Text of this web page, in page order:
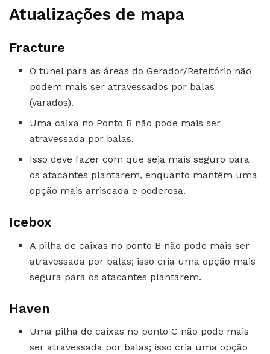
Atualizações de mapa
Fracture
O túnel para as áreas do Gerador/Refeitório não
podem mais ser atravessados por balas
(varados).
Uma caixa no Ponto B não pode mais ser
atravessada por balas.
Isso deve fazer com que seja mais seguro para
os atacantes plantarem, enquanto mantêm uma
opção mais arriscada e poderosa.
Icebox
A pilha de caixas no ponto B não pode mais ser
atravessada por balas; isso cria uma opção mais
segura para os atacantes plantarem.
Haven
Uma pilha de caixas no ponto C não pode mais
ser atravessada por balas; isso cria uma opção